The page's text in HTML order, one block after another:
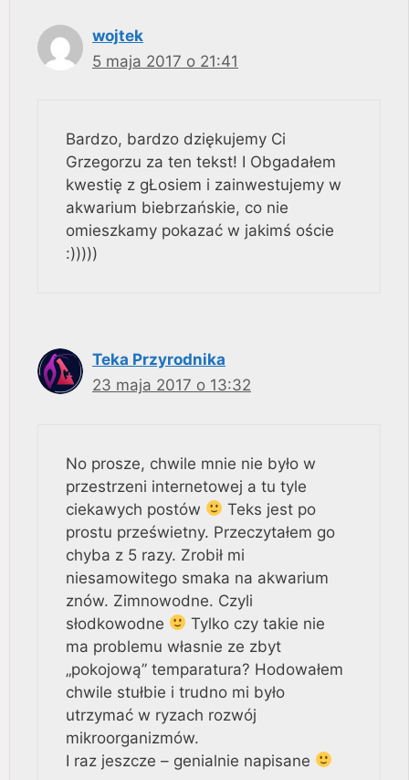
wojtek
5 maja 2017 o 21:41
Bardzo, bardzo dziękujemy Ci
Grzegorzu za ten tekst! I Obgadałem
kwestię z gŁosiem i zainwestujemy w
akwarium biebrzańskie, co nie
omieszkamy pokazać w jakimś oście
:)))))
Teka Przyrodnika
23 maja 2017 o 13:32
No prosze, chwile mnie nie było w
przestrzeni internetowej a tu tyle
ciekawych postów
Teks jest po
prostu prześwietny. Przeczytałem go
chyba z 5 razy. Zrobił mi
niesamowitego smaka na akwarium
znów. Zimnowodne. Czyli
słodkowodne
Tylko czy takie nie
ma problemu własnie ze zbyt
„pokojową” temparatura? Hodowałem
chwile stułbie i trudno mi było
utrzymać w ryzach rozwój
mikroorganizmów.
I raz jeszcze – genialnie napisane